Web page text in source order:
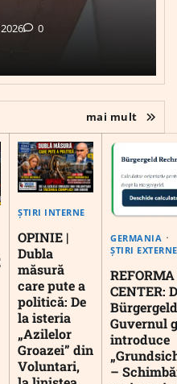
0
mai mult
ȘTIRI INTERNE
OPINIE |
Dubla
măsură
care pute a
politică: De
la isteria
„Azilelor
Groazei” din
Voluntari,
GERMANIA
ȘTIRI EXTERNE
CENTER:
Guvernul
introduce
–